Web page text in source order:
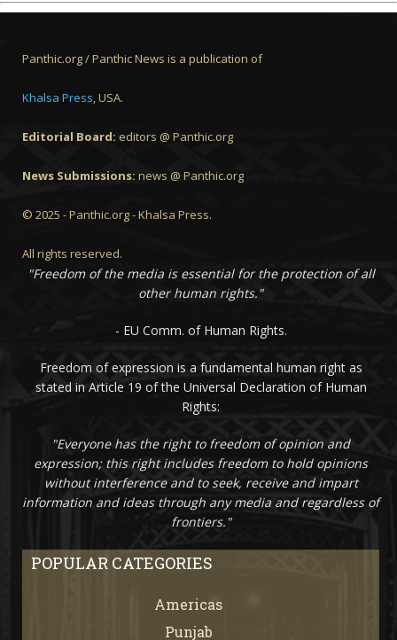
Panthic.org / Panthic News is a publication of
Khalsa Press, USA.
Editorial Board: editors @ Panthic.org
News Submissions: news @ Panthic.org
© 2025 - Panthic.org - Khalsa Press.
All rights reserved.
"Freedom of the media is essential for the protection of all
other human rights."
- EU Comm. of Human Rights.
Freedom of expression is a fundamental human right as
stated in Article 19 of the Universal Declaration of Human
Rights:
"Everyone has the right to freedom of opinion and
expression; this right includes freedom to hold opinions
without interference and to seek, receive and impart
information and ideas through any media and regardless of
frontiers."
POPULAR CATEGORIES
Americas
Punjab